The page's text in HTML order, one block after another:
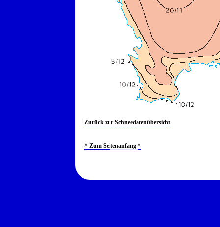
Zurück zur Schneedatenübersicht
^ Zum Seitenanfang ^